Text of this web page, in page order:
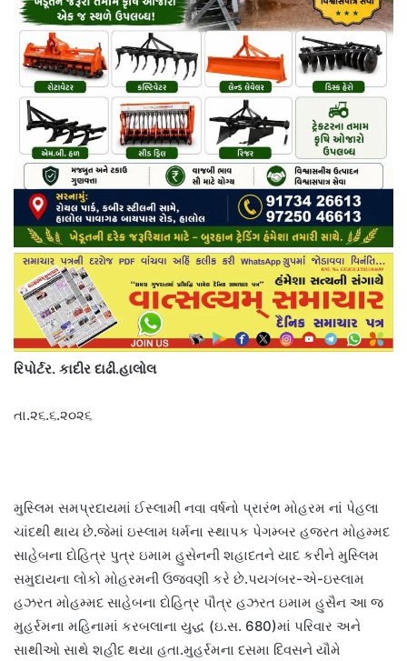
રિપોર્ટર. કાદીર દાઢી.હાલોલ
તા.૨૬.૬.૨૦૨૬
મુસ્લિમ સમપ્રદાયમાં ઈસ્લામી નવા વર્ષનો પ્રારંભ મોહરમ નાં પેહલા
ચાંદથી થાય છે.જેમાં ઇસ્લામ ધર્મના સ્થાપક પેગમ્બર હજરત મોહમ્મદ
સાહેબના દોહિત્ર પુત્ર ઇમામ હુસેનની શહાદતને યાદ કરીને મુસ્લિમ
સમુદાયના લોકો મોહરમની ઉજવણી કરે છે.પયગંબર-એ-ઇસ્લામ
હઝરત મોહમ્મદ સાહેબના દોહિત્ર પૌત્ર હઝરત ઇમામ હુસૈન આ જ
મુહર્રમના મહિનામાં કરબલાના યુદ્ધ (ઇ.સ. 680)માં પરિવાર અને
સાથીઓ સાથે શહીદ થયા હતા.મુહર્રમના દસમા દિવસને યૌમે